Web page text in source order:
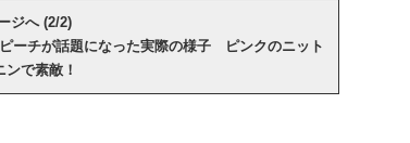
ジへ (2/2)
ーチが話題になった実際の様子 ピンクのニット
ンで素敵！